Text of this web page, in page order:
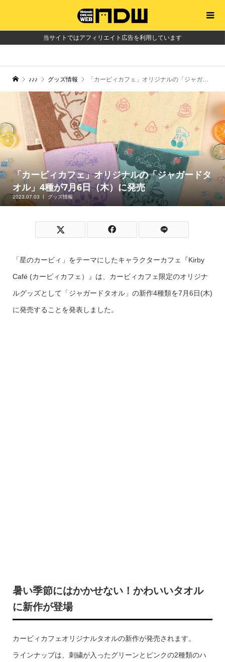
当サイトではアフィリエイト広告を利用しています
♪♪♪ グッズ情報 「カービィカフェ」オリジナルの「ジャガードタオル」4種が7月6日（木）に発売
「カービィカフェ」オリジナルの「ジャガードタ
オル」4種が7月6日（木）に発売
2023.07.03 グッズ情報
「星のカービィ」をテーマにしたキャラクターカフェ『Kirby
Café (カービィカフェ）』は、カービィカフェ限定のオリジナ
ルグッズとして「ジャガードタオル」の新作4種類を7月6日(木)
に発売することを発表しました。
暑い季節にはかかせない！かわいいタオル
に新作が登場
カービィカフェオリジナルタオルの新作が発売されます。
ラインナップは、刺繍が入ったグリーンとピンクの2種類のハ